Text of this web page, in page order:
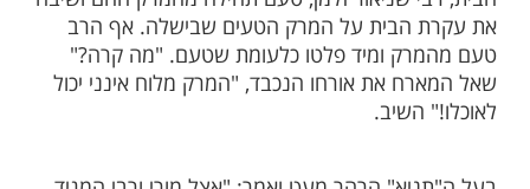
שסייעה בהכנות וחשבה: "הרי גם אני
חלק במרק לכבוד האורח החשוב", והוסיפה
מלח. לאחריה הגיעה גם בתו ואף היא חשבה:
למרק.